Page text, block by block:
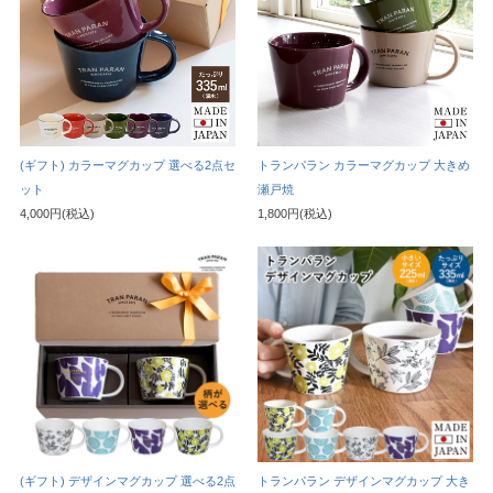
(ギフト) カラーマグカップ 選べる2点セ
ット
4,000円(税込)
トランパラン カラーマグカップ 大きめ
瀬戸焼
1,800円(税込)
(ギフト) デザインマグカップ 選べる2点 トランパラン デザインマグカップ 大き